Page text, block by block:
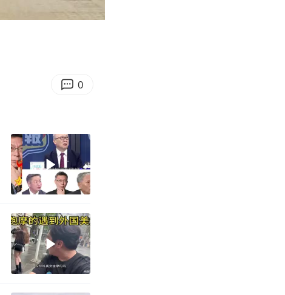
06:16
Enter
0